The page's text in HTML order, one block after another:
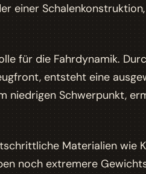
einer
für die Fahrdynamik.
entsteht eine
niedrigen Schwerpunkt,
Materialien wie
noch extremere